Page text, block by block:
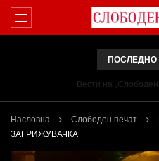
ПОСЛЕДНО
Вести на
Насловна Слободен печат
ЗАГРИЖУВАЧКА